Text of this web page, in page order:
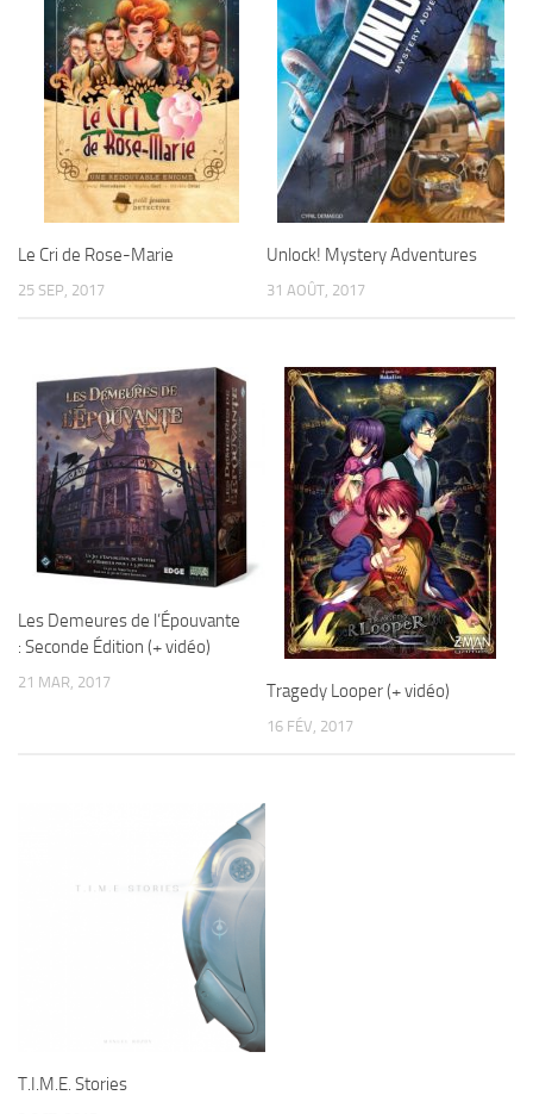
Le Cri de Rose-Marie
25 SEP, 2017
Unlock! Mystery Adventures
31 AOÛT, 2017
Les Demeures de l’Épouvante
: Seconde Édition (+ vidéo)
21 MAR, 2017 Tragedy Looper (+ vidéo)
16 FÉV, 2017
T.I.M.E. Stories